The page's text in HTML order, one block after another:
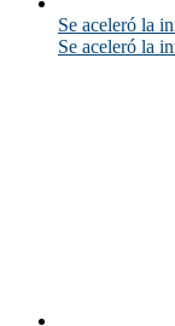
Se aceleró la
Se aceleró la